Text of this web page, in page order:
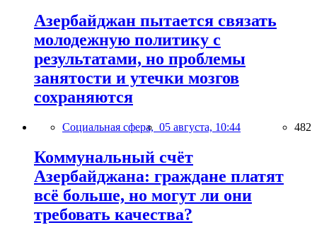
Азербайджан пытается связать
молодежную политику с
результатами, но проблемы
занятости и утечки мозгов
сохраняются
Социальная сфера, 05 августа, 10:44 482
Коммунальный счёт
Азербайджана: граждане платят
всё больше, но могут ли они
требовать качества?